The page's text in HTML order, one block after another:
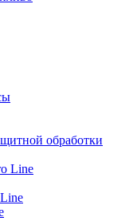
обработки
Line